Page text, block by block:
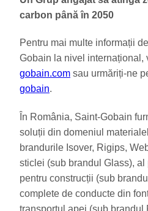
carbon până în 2050
Pentru mai multe informații
Gobain la nivel internațional,
gobain.com sau urmăriți-ne
gobain.
În România, Saint-Gobain
soluții din domeniul
brandurile Isover, Rigips,
sticlei (sub brandul Glass),
pentru construcții (sub
complete de conducte din